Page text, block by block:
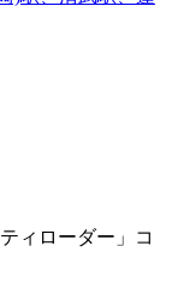
ィローダー」コ